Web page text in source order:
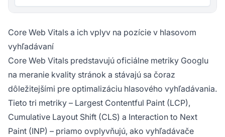
Core Web Vitals a ich vplyv na pozície v hlasovom
vyhľadávaní
Core Web Vitals predstavujú oficiálne metriky Googlu
na meranie kvality stránok a stávajú sa čoraz
dôležitejšími pre optimalizáciu hlasového vyhľadávania.
Tieto tri metriky – Largest Contentful Paint (LCP),
Cumulative Layout Shift (CLS) a Interaction to Next
Paint (INP) – priamo ovplyvňujú, ako vyhľadávače